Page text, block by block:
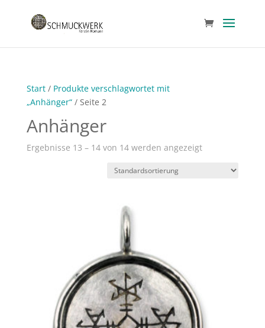
Start/ Produkte verschlagwortet mit
„Anhänger“/ Seite 2
Anhänger
Ergebnisse 13 – 14 von 14 werden angezeigt